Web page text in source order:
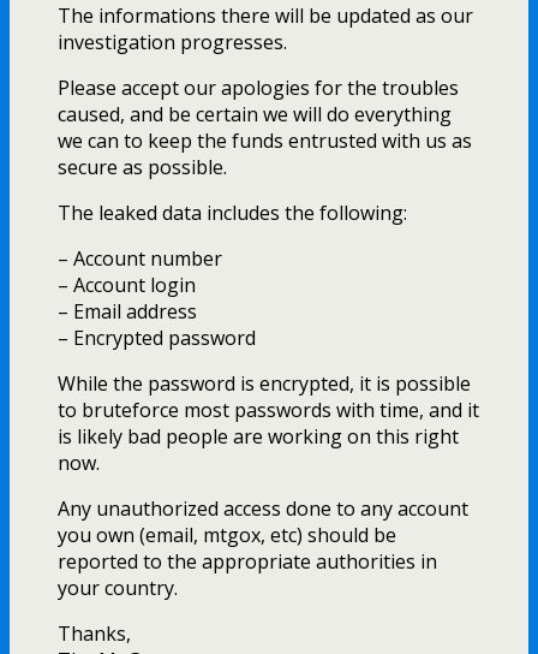
The informations there will be updated as our
investigation progresses.
Please accept our apologies for the troubles
caused, and be certain we will do everything
we can to keep the funds entrusted with us as
secure as possible.
The leaked data includes the following:
– Account number
– Account login
– Email address
– Encrypted password
While the password is encrypted, it is possible
to bruteforce most passwords with time, and it
is likely bad people are working on this right
now.
Any unauthorized access done to any account
you own (email, mtgox, etc) should be
reported to the appropriate authorities in
your country.
Thanks,